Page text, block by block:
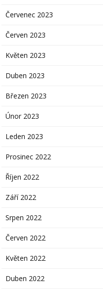
Červenec 2023
Červen 2023
Květen 2023
Duben 2023
Březen 2023
Únor 2023
Leden 2023
Prosinec 2022
Říjen 2022
Září 2022
Srpen 2022
Červen 2022
Květen 2022
Duben 2022